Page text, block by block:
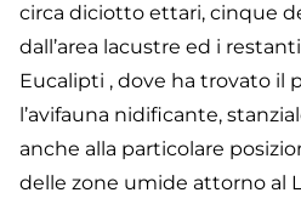
circa diciotto ettari, cinque
dall’area lacustre ed i
Eucalipti , dove ha trovato il
l’avifauna nidificante,
anche alla particolare
delle zone umide attorno al